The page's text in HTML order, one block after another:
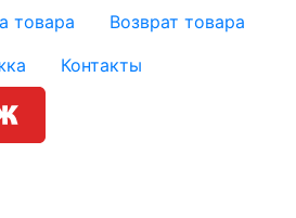
товара
Возврат товара
Контакты